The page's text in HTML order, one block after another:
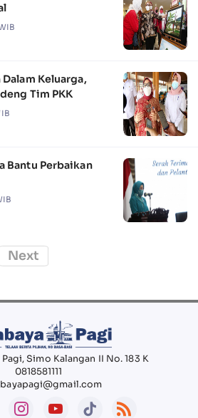
Keluarga,
Tim PKK
Bantu Perbaikan
Next
Simo Kalangan II No. 183 K
0818581111